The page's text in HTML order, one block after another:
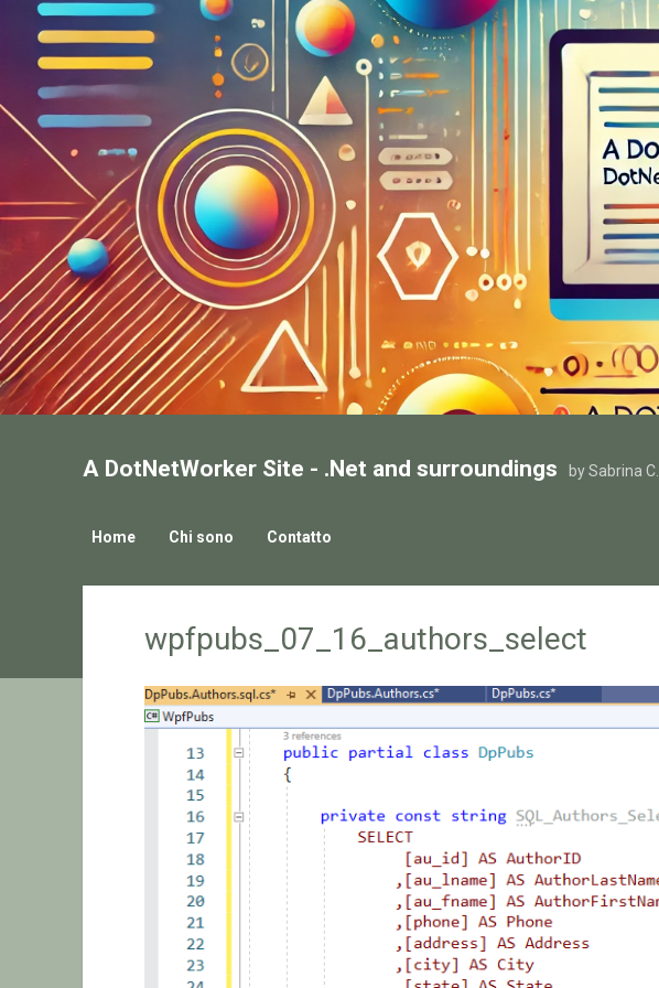
A DotNetWorker Site - .Net and surroundings by Sabrina C.
Home Chi sono Contatto
wpfpubs_07_16_authors_select